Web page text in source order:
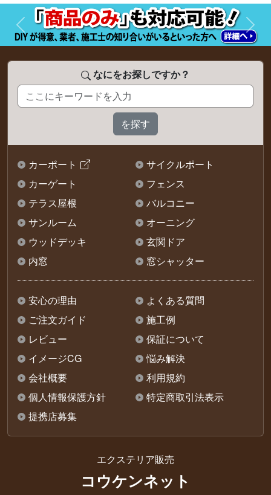
前へ 次へ
なにをお探しですか？
カーポート
サイクルポート
カーゲート
フェンス
テラス屋根
バルコニー
サンルーム
オーニング
ウッドデッキ
玄関ドア
内窓
窓シャッター
安心の理由
よくある質問
ご注文ガイド
施工例
レビュー
保証について
イメージCG
悩み解決
会社概要
利用規約
個人情報保護方針
特定商取引法表示
提携店募集
エクステリア販売
コウケンネット